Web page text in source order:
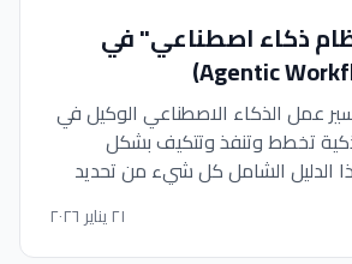
ذكاء اصطناعي" في
عمل الذكاء الاصطناعي الوكيل في
تخطط وتنفذ وتتكيف بشكل
الشامل كل شيء من تحديد
إلى أفضل ممارسات النشر. ٢١ يناير ٢٠٢٦